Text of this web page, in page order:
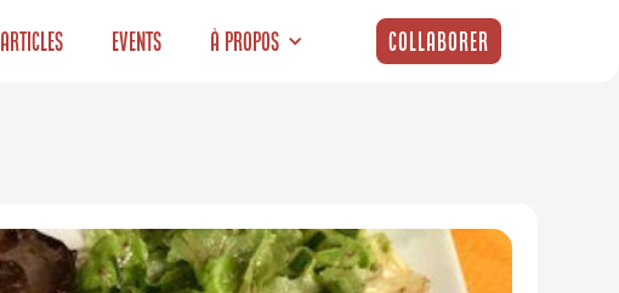
Articles Events À propos Collaborer